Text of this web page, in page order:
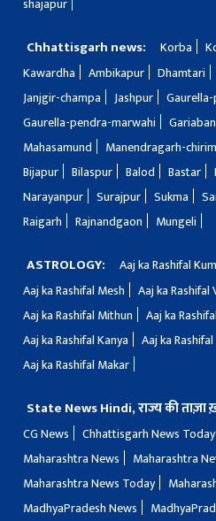
Chhattisgarh news: Korba
Kawardha
Ambikapur Dhamtari
Janjgir-champa
Jashpur
Gaurella-pendra-marwahi
Mahasamund
Manendragarh-
Bijapur
Bilaspur Balod Bastar
Narayanpur
Surajpur Sukma
Raigarh
Rajnandgaon Mungeli
ASTROLOGY: Aaj ka Rashifal
Aaj ka Rashifal Mesh
Aaj ka Rashifal
Aaj ka Rashifal Mithun
Aaj ka
Aaj ka Rashifal Kanya
Aaj ka
Aaj ka Rashifal Makar
State News Hindi, राज्य की ताज़ा
CG News
Chhattisgarh News Today
Maharashtra News
Maharashtra
Maharashtra News Today
MadhyaPradesh News